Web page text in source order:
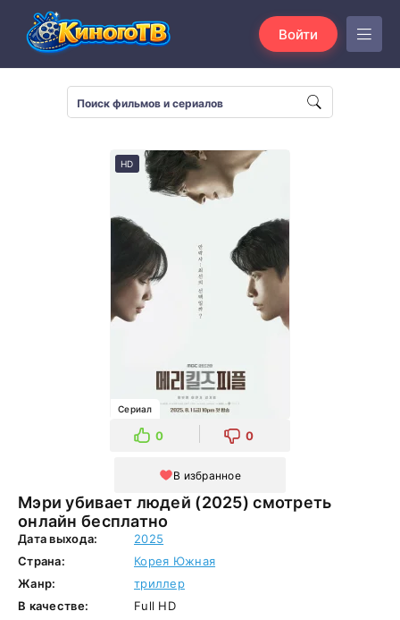
Войти
Мэри убивает людей (2025) смотреть
онлайн бесплатно
HD
Сериал
0 0
В избранное
Дата выхода:
2025
Страна:
Корея Южная
Жанр:
триллер
В качестве:
Full HD